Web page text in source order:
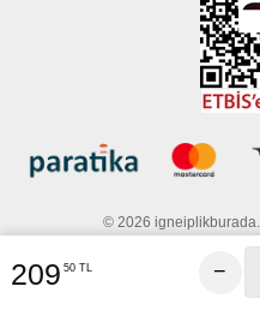
© 2026
209 50 TL −